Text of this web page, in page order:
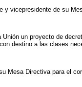
vicepresidente de su
un proyecto de
destino a las clases
Mesa Directiva para el